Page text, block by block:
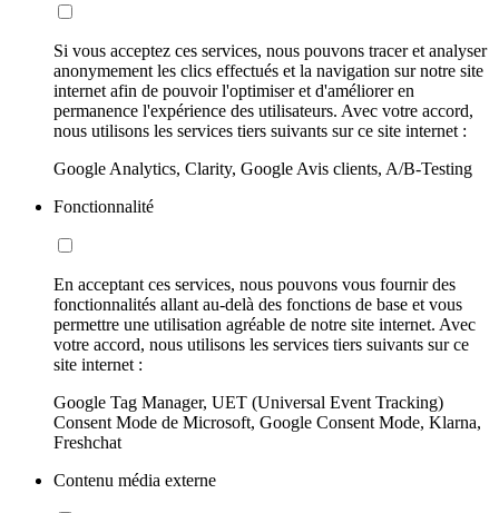
Si vous acceptez ces services, nous pouvons tracer et analyser
anonymement les clics effectués et la navigation sur notre site
internet afin de pouvoir l'optimiser et d'améliorer en
permanence l'expérience des utilisateurs. Avec votre accord,
nous utilisons les services tiers suivants sur ce site internet :
Google Analytics, Clarity, Google Avis clients, A/B-Testing
Fonctionnalité
En acceptant ces services, nous pouvons vous fournir des
fonctionnalités allant au-delà des fonctions de base et vous
permettre une utilisation agréable de notre site internet. Avec
votre accord, nous utilisons les services tiers suivants sur ce
site internet :
Google Tag Manager, UET (Universal Event Tracking)
Consent Mode de Microsoft, Google Consent Mode, Klarna,
Freshchat
Contenu média externe